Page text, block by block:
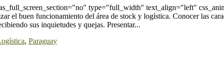
type="full_width" text_align="left"
el buen funcionamiento del área de stock y logística. Conocer las
sus inquietudes y quejas. Presentar...
, Paraguay